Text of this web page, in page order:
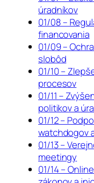
úradníkov
01/08 –
financovania
01/09 –
slobôd
01/10 –
procesov
01/11 –
politikov a
01/12 –
watchdogov
01/13 –
meetingy
01/14 –